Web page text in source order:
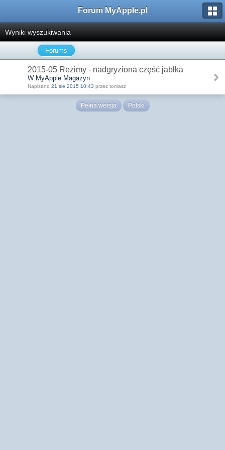
Forum MyApple.pl
Wyniki wyszukiwania
Forums
2015-05 Reżimy - nadgryziona część jabłka
W MyApple Magazyn
Napisano 21 sie 2015 10:43 przez tomasz
Pełna wersja Polski